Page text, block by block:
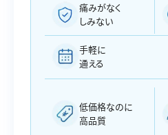
痛みがなく
しみない
手軽に
通える
低価格なのに
高品質